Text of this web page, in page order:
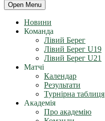
Open Menu
Новини
Команда
Лівий Берег
Лівий Берег U19
Лівий Берег U21
Матчі
Календар
Результати
Турнірна таблиця
Академія
Про академію